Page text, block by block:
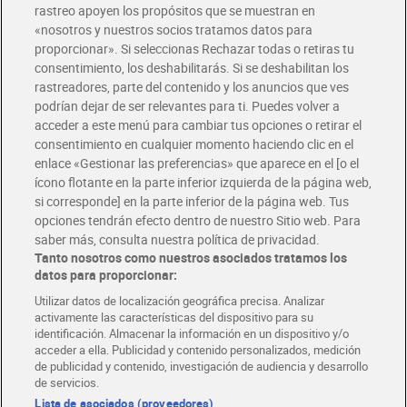
Glovo y Uber Eats
Solicita tu factura de Glovo o Uber Eats
Únete al CLUB Dia
Disfruta las ventajas y ofertas exclusivas.
Descárgate la APP Dia
Folletos y Tiendas
Descubre las mejores ofertas y busca tu tienda más cercana
Tarjeta MaX Dia
Te devuelve hasta 8€/mes de tus compras.
¡Solicita tu tarjeta de crédito aquí!
COMER MEJOR CADA DIA
COLABORA CON DIA ABRE TU TIENDA DIA CORPORATE
rastreo apoyen los propósitos que se muestran en
«nosotros y nuestros socios tratamos datos para
proporcionar». Si seleccionas Rechazar todas o retiras tu
consentimiento, los deshabilitarás. Si se deshabilitan los
rastreadores, parte del contenido y los anuncios que ves
podrían dejar de ser relevantes para ti. Puedes volver a
acceder a este menú para cambiar tus opciones o retirar el
consentimiento en cualquier momento haciendo clic en el
enlace «Gestionar las preferencias» que aparece en el [o el
ícono flotante en la parte inferior izquierda de la página web,
si corresponde] en la parte inferior de la página web. Tus
opciones tendrán efecto dentro de nuestro Sitio web. Para
saber más, consulta nuestra política de privacidad.
Tanto nosotros como nuestros asociados tratamos los
datos para proporcionar:
Utilizar datos de localización geográfica precisa. Analizar
activamente las características del dispositivo para su
identificación. Almacenar la información en un dispositivo y/o
acceder a ella. Publicidad y contenido personalizados, medición
de publicidad y contenido, investigación de audiencia y desarrollo
de servicios.
Lista de asociados (proveedores)